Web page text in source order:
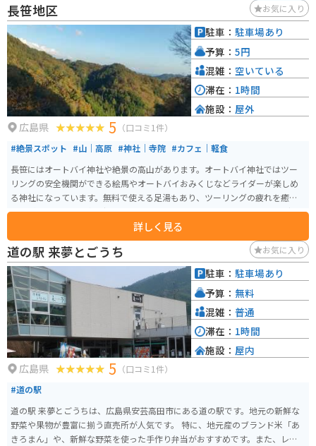
長笹地区 お気に入り
広島県 5 （口コミ1件）
#絶景スポット #山｜高原 #神社｜寺院 #カフェ｜軽食
長笹にはオートバイ神社や絶景の高山があります。オートバイ神社ではツー
リングの安全機関ができる絵馬やオートバイおみくじなどライダーが楽しめ
る神社になっています。無料で使える足湯もあり、ツーリングの疲れを癒す
ことができます。食事を摂ることもできます。 周辺の山々は、ツーリングや
写真撮影にもってこいの絶景スポットが多数あります。
詳しく見る
駐車： 駐車場あり
予算： 5円
混雑： 空いている
滞在： 1時間
施設： 屋外
道の駅 来夢とごうち お気に入り
広島県 5 （口コミ1件）
#道の駅
道の駅 来夢とごうちは、広島県安芸高田市にある道の駅です。地元の新鮮な
野菜や果物が豊富に揃う直売所が人気です。 特に、地元産のブランド米「あ
きろまん」や、新鮮な野菜を使った手作り弁当がおすすめです。また、レス
駐車： 駐車場あり
予算： 無料
混雑： 普通
滞在： 1時間
施設： 屋内